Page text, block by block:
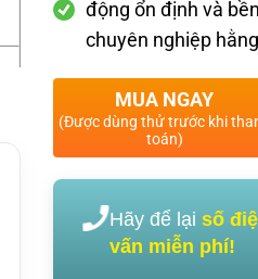
động ổn định và
chuyên nghiệp
MUA NGAY
(Được dùng thử trước khi
toán)
Hãy để lạisố
vấn miễn phí!